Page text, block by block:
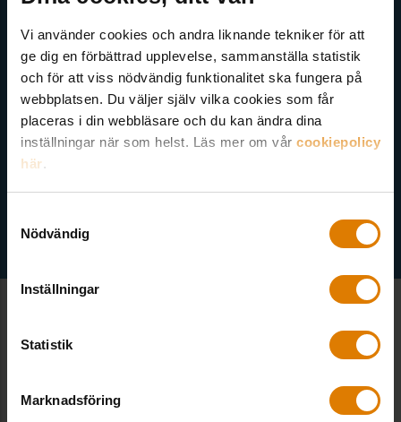
Vi använder cookies och andra liknande tekniker för att
ge dig en förbättrad upplevelse, sammanställa statistik
och för att viss nödvändig funktionalitet ska fungera på
webbplatsen. Du väljer själv vilka cookies som får
placeras i din webbläsare och du kan ändra dina
inställningar när som helst. Läs mer om vår cookiepolicy
här.
Nödvändig
Inställningar
Statistik
Marknadsföring
Akademi, Allmännyttans Klimatinitiativ och för dig som är
medlem finns även nyhetsbrev inom olika ämnen.
Välj ämne